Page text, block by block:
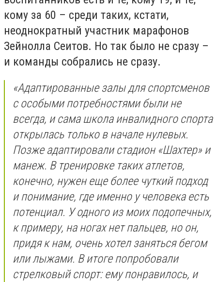
кому за 60 – среди таких, кстати,
неоднократный участник марафонов
Зейнолла Сеитов. Но так было не сразу –
и команды собрались не сразу.
«Адаптированные залы для спортсменов
с особыми потребностями были не
всегда, и сама школа инвалидного спорта
открылась только в начале нулевых.
Позже адаптировали стадион «Шахтер» и
манеж. В тренировке таких атлетов,
конечно, нужен еще более чуткий подход
и понимание, где именно у человека есть
потенциал. У одного из моих подопечных,
к примеру, на ногах нет пальцев, но он,
придя к нам, очень хотел заняться бегом
или лыжами. В итоге попробовали
стрелковый спорт: ему понравилось, и